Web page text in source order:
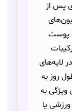
پس از
پوست
لایه‌های
روز به
به
یا